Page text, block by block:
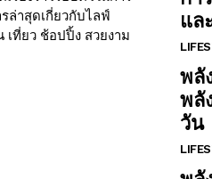
ล่าสุดเกี่ยวกับไลฟ์
เที่ยว ช้อปปิ้ง สวยงาม
แล
พลั
พลั
วัน